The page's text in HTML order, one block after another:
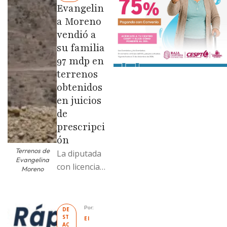
Terrenos de
Evangelina
Moreno
Evangelin
a Moreno
vendió a
su familia
97 mdp en
terrenos
obtenidos
en juicios
de
prescripci
ón
La diputada
con licencia
antecedente
s de
DE
ST
AC
Por:
El